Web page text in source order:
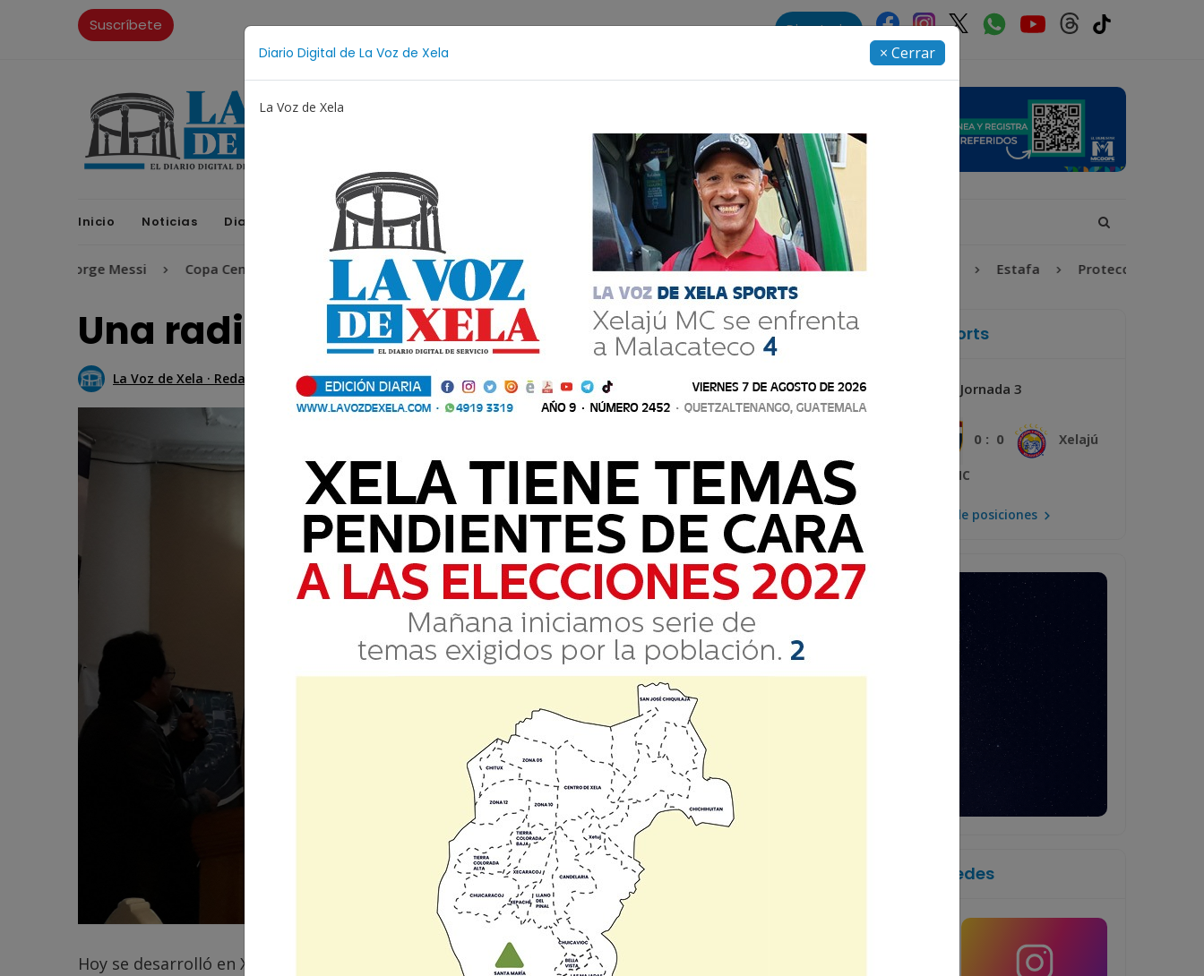
Diario Digital de La Voz de Xela × Cerrar
La Voz de Xela
Suscríbete Directorio
Inicio Noticias Diario Digital Opiniones La Voz de Xela Sports Contáctanos LA VOZ 25
Jorge Messi Copa Centroamericana Patzicía Escritura Noveno Aniversario Fichajes Niñez y Adolescencia Estafa Protección Infantil
Una radiografía de la ciudad
La Voz de Xela · Redacción 19 Octubre 2017 16:11 Comparte
Hoy se desarrolló en Xela el lanzamiento del Observatorio ciudadano Xela ¿Cómo vamos?,
La Voz de Xela Sports
Jornada 3
0 : 0 Xelajú
MC
Mira la tabla de posiciones
Síguenos en las redes